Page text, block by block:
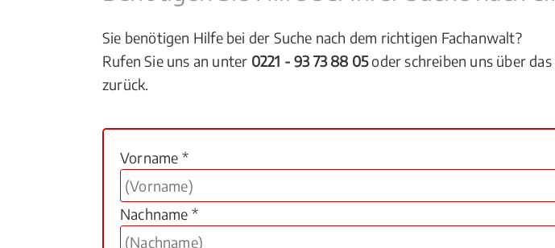
Sie benötigen Hilfe bei der Suche nach dem richtigen Fachanwalt?
Rufen Sie uns an unter 0221 - 93 73 88 05oder schreiben uns über das
zurück.
Vorname *
Nachname *